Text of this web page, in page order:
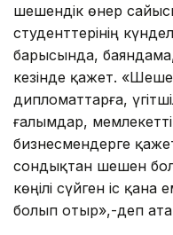
шешендік өнер
студенттерінің
барысында,
кезінде қажет.
дипломаттарға,
ғалымдар,
бизнесмендерге
сондықтан шешен
көңілі сүйген іс қана
болып отыр»,-деп